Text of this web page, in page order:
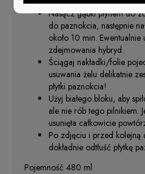
Nasącz gąbki płynem do
do paznokcia, następnie
około 10 min.
zdejmowania hybryd.
Ściągaj nakładki/folie
usuwania żelu delikatnie
płytki paznokcia!
Użyj białego bloku, aby
ale nie rób tego pilnikiem.
usunięta całkowicie
Po zdjęciu i przed kolejną
dokładnie odtłuść płytkę
Pojemność 480 ml